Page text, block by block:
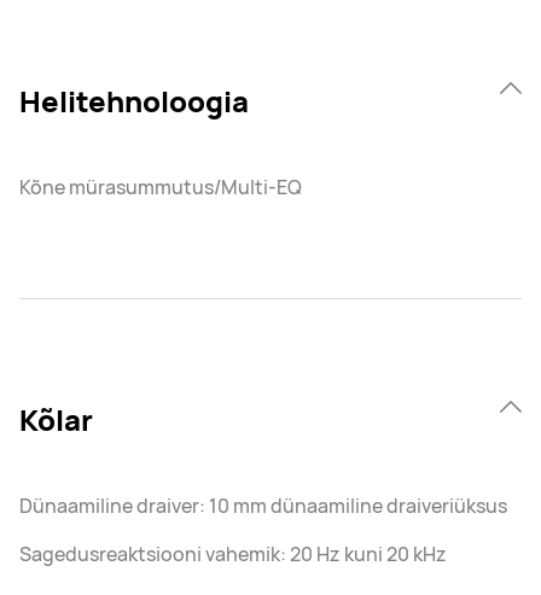
Helitehnoloogia
Kõne mürasummutus/Multi-EQ
Kõlar
Dünaamiline draiver: 10 mm dünaamiline draiveriüksus
Sagedusreaktsiooni vahemik: 20 Hz kuni 20 kHz